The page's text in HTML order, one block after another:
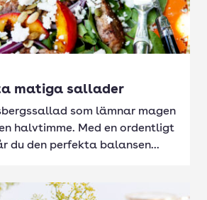
matiga sallader
som lämnar magen
halvtimme. Med en ordentligt
du den perfekta balansen...